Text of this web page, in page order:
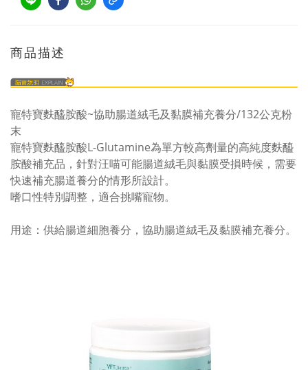
商品描述
寵特寶麩醯胺酸~協助腸道絨毛及黏膜補充養分/132公克粉
末
寵特寶麩醯胺酸L-Glutamine為單方較高劑量的高純度麩醯
胺酸補充品，針對汪喵可能腸道絨毛與黏膜受損時候，需要
快速補充腸道養分的情形所設計。
嗜口性特別調整，適合挑嘴寵物。
用途：供給腸道細胞養分，協助腸道絨毛及黏膜補充養分。